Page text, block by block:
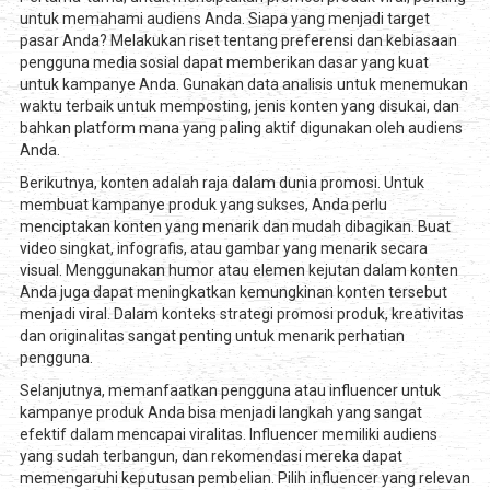
untuk memahami audiens Anda. Siapa yang menjadi target
pasar Anda? Melakukan riset tentang preferensi dan kebiasaan
pengguna media sosial dapat memberikan dasar yang kuat
untuk kampanye Anda. Gunakan data analisis untuk menemukan
waktu terbaik untuk memposting, jenis konten yang disukai, dan
bahkan platform mana yang paling aktif digunakan oleh audiens
Anda.
Berikutnya, konten adalah raja dalam dunia promosi. Untuk
membuat kampanye produk yang sukses, Anda perlu
menciptakan konten yang menarik dan mudah dibagikan. Buat
video singkat, infografis, atau gambar yang menarik secara
visual. Menggunakan humor atau elemen kejutan dalam konten
Anda juga dapat meningkatkan kemungkinan konten tersebut
menjadi viral. Dalam konteks strategi promosi produk, kreativitas
dan originalitas sangat penting untuk menarik perhatian
pengguna.
Selanjutnya, memanfaatkan pengguna atau influencer untuk
kampanye produk Anda bisa menjadi langkah yang sangat
efektif dalam mencapai viralitas. Influencer memiliki audiens
yang sudah terbangun, dan rekomendasi mereka dapat
memengaruhi keputusan pembelian. Pilih influencer yang relevan